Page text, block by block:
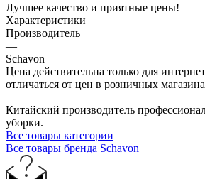
Лучшее качество и приятные цены!
Характеристики
Производитель
—
Schavon
Цена действительна только для
отличаться от цен в розничных
Китайский производитель
уборки.
Все товары категории
Все товары бренда Schavon